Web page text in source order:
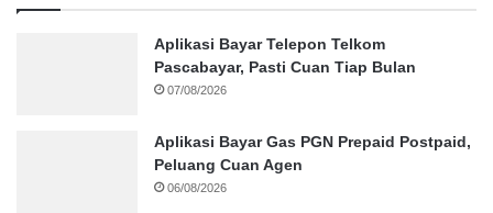
Aplikasi Bayar Telepon Telkom
Pascabayar, Pasti Cuan Tiap Bulan
07/08/2026
Aplikasi Bayar Gas PGN Prepaid Postpaid,
Peluang Cuan Agen
06/08/2026